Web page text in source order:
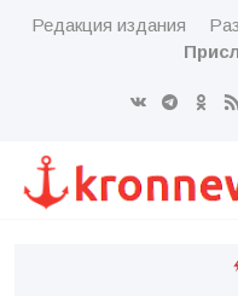
Редакция издания